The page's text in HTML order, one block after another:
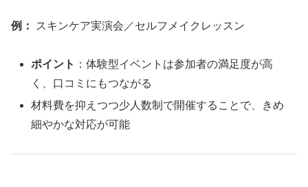
例： スキンケア実演会／セルフメイクレッスン
ポイント ：体験型イベントは参加者の満足度が高
く、口コミにもつながる
材料費を抑えつつ少人数制で開催することで、きめ
細やかな対応が可能